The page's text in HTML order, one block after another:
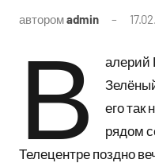
авторомadmin
В
алерий
его так
рядом
Телецентре поздно